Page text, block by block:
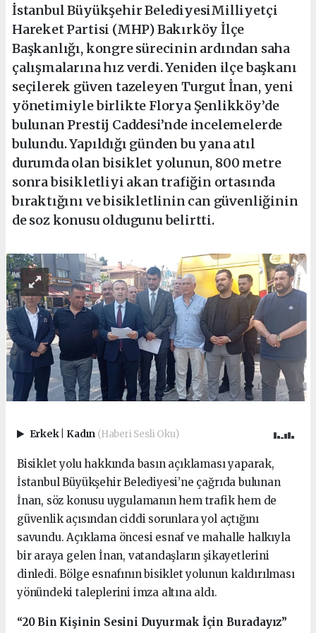
İstanbul Büyükşehir BelediyesiMilliyetçi
Hareket Partisi (MHP) Bakırköy İlçe
Başkanlığı, kongre sürecinin ardından saha
çalışmalarına hız verdi. Yeniden ilçe başkanı
seçilerek güven tazeleyen Turgut İnan, yeni
yönetimiyle birlikte Florya Şenlikköy’de
bulunan Prestij Caddesi’nde incelemelerde
bulundu. Yapıldığı günden bu yana atıl
durumda olan bisiklet yolunun, 800 metre
sonra bisikletliyi akan trafiğin ortasında
bıraktığını ve bisikletlinin can güvenliğinin
de soz konusu oldugunu belirtti.
Erkek Kadın (Haberi Sesli Oku)
Bisiklet yolu hakkında basın açıklaması yaparak,
İstanbul Büyükşehir Belediyesi’ne çağrıda bulunan
İnan, söz konusu uygulamanın hem trafik hem de
güvenlik açısından ciddi sorunlara yol açtığını
savundu. Açıklama öncesi esnaf ve mahalle halkıyla
bir araya gelen İnan, vatandaşların şikayetlerini
dinledi. Bölge esnafının bisiklet yolunun kaldırılması
yönündeki taleplerini imza altına aldı.
“20 Bin Kişinin Sesini Duyurmak İçin Buradayız”